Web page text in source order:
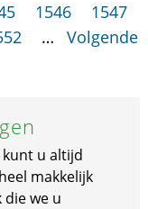
1546
1547
…
Volgende
u altijd
makkelijk
we u